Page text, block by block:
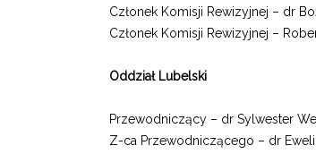
Członek Komisji Rewizyjnej – dr
Członek Komisji Rewizyjnej –
Oddział Lubelski
Przewodniczący – dr Sylwester
Z-ca Przewodniczącego – dr